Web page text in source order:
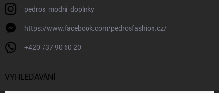
pedros_modni_doplnky
https://www.facebook.com/pedrosfashion.cz/
+420 737 90 60 20
VYHLEDÁVÁNÍ